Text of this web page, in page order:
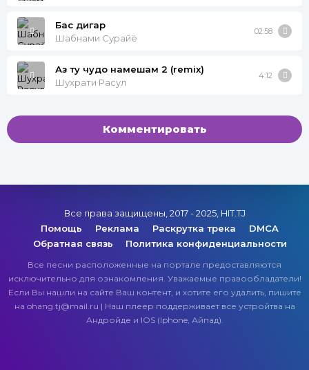
Бас дигар
Шабнами Сурайё
02:58
Аз ту чудо намешам 2 (remix)
Шухрати Расул
4:12
Комментировать
Все права защищены, 2017 - 2025, HIT.TJ
Помощь
Реклама Раскрутка трека
DMCA
Обратная связь
Политика конфиденциальности
Все песни расположенные на портале предоставляются
исключительно для ознакомления. Уважаемые правообладатели!
Если Вы нашли на сайте Ваш контент, и хотите его удалить, пишите
на ohang.tj@mail.ru | Наш плеер поддерживает все устройтва на
Андройде и IOS (Iphone, Айпад).